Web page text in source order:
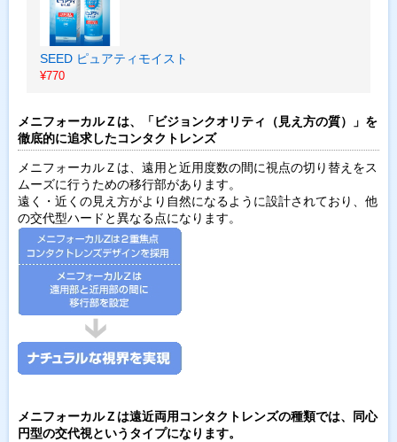
SEED ピュアティモイスト
¥770
メニフォーカルＺは、「ビジョンクオリティ（見え方の質）」を
徹底的に追求したコンタクトレンズ
メニフォーカルＺは、遠用と近用度数の間に視点の切り替えをス
ムーズに行うための移行部があります。
遠く・近くの見え方がより自然になるように設計されており、他
の交代型ハードと異なる点になります。
メニフォーカルＺは遠近両用コンタクトレンズの種類では、同心
円型の交代視というタイプになります。